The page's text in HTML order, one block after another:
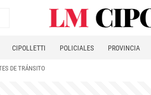
CIPOLLETTI POLICIALES PROVINCIA
DE TRÁNSITO